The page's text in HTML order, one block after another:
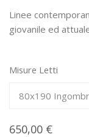
Linee
giovanile ed
Misure Letti
650,00 €